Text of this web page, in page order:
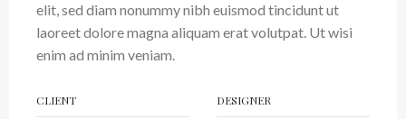
elit, sed diam nonummy nibh euismod tincidunt ut
laoreet dolore magna aliquam erat volutpat. Ut wisi
enim ad minim veniam.
CLIENT DESIGNER